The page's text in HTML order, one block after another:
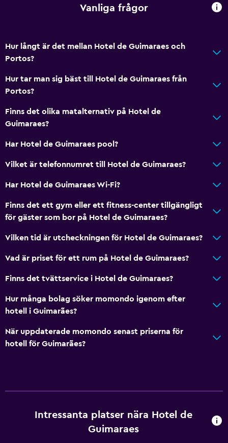
Vanliga frågor
Hur långt är det mellan Hotel de Guimaraes och
Portos?
Hur tar man sig bäst till Hotel de Guimaraes från
Portos?
Finns det olika matalternativ på Hotel de
Guimaraes?
Har Hotel de Guimaraes pool?
Vilket är telefonnumret till Hotel de Guimaraes?
Har Hotel de Guimaraes Wi-Fi?
Finns det ett gym eller ett fitness-center tillgängligt
för gäster som bor på Hotel de Guimaraes?
Vilken tid är utcheckningen för Hotel de Guimaraes?
Vad är priset för ett rum på Hotel de Guimaraes?
Finns det tvättservice i Hotel de Guimaraes?
Hur många bolag söker momondo igenom efter
hotell i Guimarães?
När uppdaterade momondo senast priserna för
hotell för Guimarães?
Intressanta platser nära Hotel de
Guimaraes